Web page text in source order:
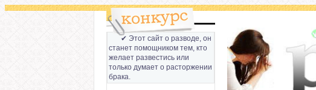
✔ Этот сайт о разводе, он
станет помощником тем, кто
желает развестись или
только думает о расторжении
брака.